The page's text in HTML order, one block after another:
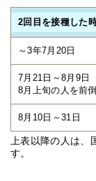
2回目を接種した
～3年7月20日
7月21日～8月9日
8月上旬の人を前
8月10日～31日
上表以降の人は
す。